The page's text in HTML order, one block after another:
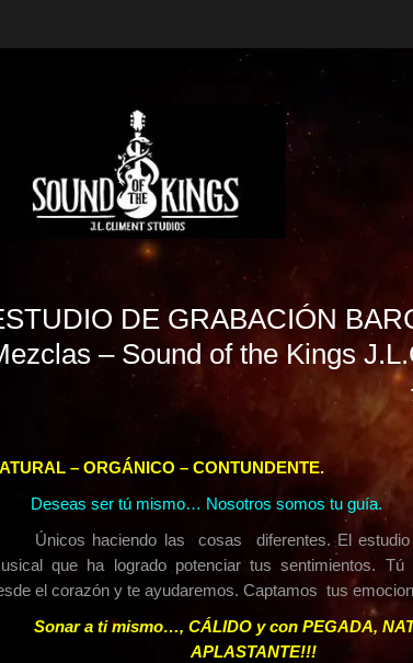
DE GRABACIÓN
– Sound of the Kings
– ORGÁNICO – CONTUNDENTE.
Deseas ser tú mismo… Nosotros somos tu guía.
Únicos haciendo las cosas diferentes. El estudio
que ha logrado potenciar tus sentimientos. Tú
el corazón y te ayudaremos. Captamos tus
Sonar a ti mismo…, CÁLIDO y con PEGADA,
APLASTANTE!!!